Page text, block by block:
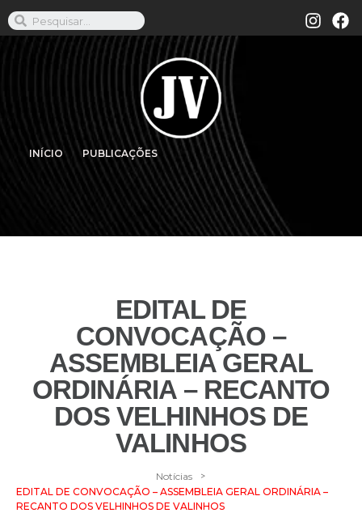
INÍCIO PUBLICAÇÕES
EDITAL DE
CONVOCAÇÃO –
ASSEMBLEIA GERAL
ORDINÁRIA – RECANTO
DOS VELHINHOS DE
VALINHOS
Notícias >
EDITAL DE CONVOCAÇÃO – ASSEMBLEIA GERAL ORDINÁRIA –
RECANTO DOS VELHINHOS DE VALINHOS